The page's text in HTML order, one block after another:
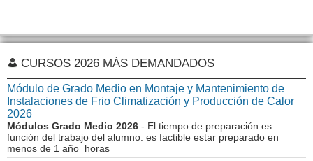
CURSOS 2026 MÁS DEMANDADOS
Módulo de Grado Medio en Montaje y Mantenimiento de
Instalaciones de Frio Climatización y Producción de Calor
2026
Módulos Grado Medio 2026 - El tiempo de preparación es
función del trabajo del alumno: es factible estar preparado en
menos de 1 año horas